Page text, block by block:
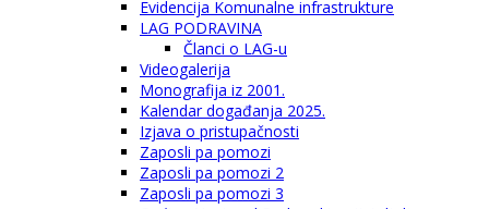
Evidencija Komunalne infrastrukture
LAG PODRAVINA
Članci o LAG-u
Videogalerija
Monografija iz 2001.
Kalendar događanja 2025.
Izjava o pristupačnosti
Zaposli pa pomozi
Zaposli pa pomozi 2
Zaposli pa pomozi 3